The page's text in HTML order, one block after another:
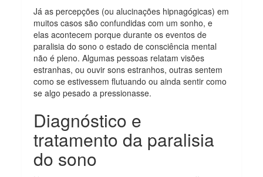
Já as percepções (ou alucinações hipnagógicas) em
muitos casos são confundidas com um sonho, e
elas acontecem porque durante os eventos de
paralisia do sono o estado de consciência mental
não é pleno. Algumas pessoas relatam visões
estranhas, ou ouvir sons estranhos, outras sentem
como se estivessem flutuando ou ainda sentir como
se algo pesado a pressionasse.
Diagnóstico e
tratamento da paralisia
do sono